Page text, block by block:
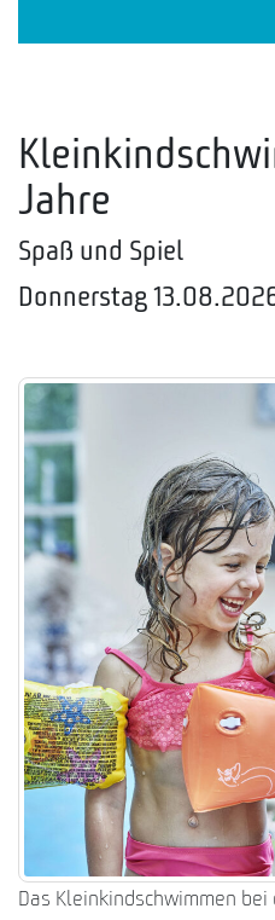
Jahre
Spaß und Spiel
Donnerstag
Das Kleinkindschwimmen